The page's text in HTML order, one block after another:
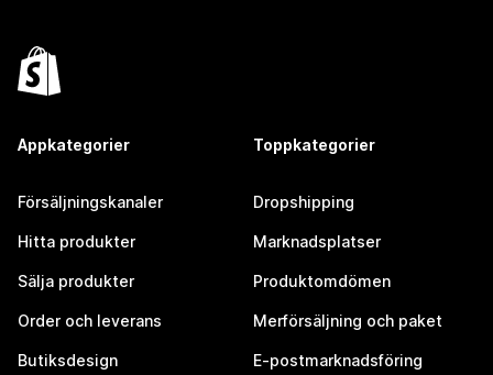
Appkategorier
Försäljningskanaler
Hitta produkter
Sälja produkter
Order och leverans
Butiksdesign
Toppkategorier
Dropshipping
Marknadsplatser
Produktomdömen
Merförsäljning och paket
E-postmarknadsföring